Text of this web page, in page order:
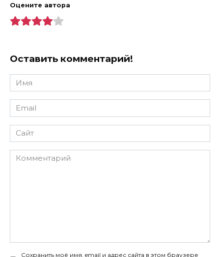
Оцените автора
Оставить комментарий!
Имя
*
Email
*
Сайт
Комментарий
Сохранить моё имя, email и адрес сайта в этом браузере